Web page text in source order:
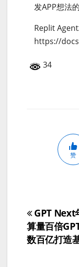
发APP想法
Replit Agent
https://
34
赞
文
章
GPT Next
算量百倍
数百亿打造